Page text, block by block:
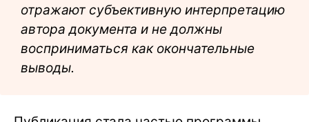
отражают субъективную интерпретацию
автора документа и не должны
восприниматься как окончательные
выводы.